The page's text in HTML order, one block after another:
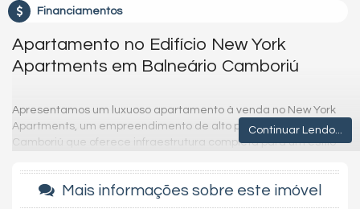
Financiamentos
Apartamento no Edifício New York
Apartments em Balneário Camboriú
Apresentamos um luxuoso apartamento à venda no New York
Apartments, um empreendimento de alto padrão em Balneário
Camboriú que oferece infraestrutura completa para um estilo
área privativa, foi projetado para proporcionar o máximo de
conforto e elegância. O apartamento conta com quatro suítes
Continuar Lendo...
Mais informações sobre este imóvel